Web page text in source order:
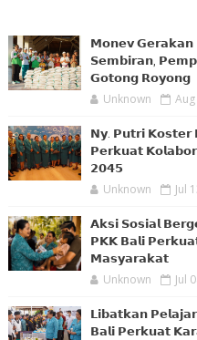
𝗠𝗼𝗻𝗲𝘃 𝗚𝗲𝗿𝗮𝗸𝗮𝗻
𝗦𝗲𝗺𝗯𝗶𝗿𝗮𝗻,
𝗚𝗼𝘁𝗼𝗻𝗴 𝗥𝗼𝘆𝗼𝗻𝗴
Unknown
𝗡𝘆. 𝗣𝘂𝘁𝗿𝗶
𝗣𝗲𝗿𝗸𝘂𝗮𝘁
𝟮𝟬𝟰𝟱
Unknown Jul
𝗔𝗸𝘀𝗶 𝗦𝗼𝘀𝗶𝗮𝗹
𝗣𝗞𝗞 𝗕𝗮𝗹𝗶
𝗠𝗮𝘀𝘆𝗮𝗿𝗮𝗸𝗮𝘁
Unknown Jul
𝗟𝗶𝗯𝗮𝘁𝗸𝗮𝗻
𝗕𝗮𝗹𝗶 𝗣𝗲𝗿𝗸𝘂𝗮𝘁